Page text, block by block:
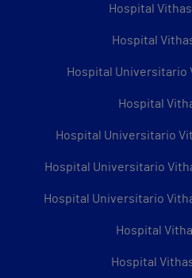
Hospital
Hospital
Hospital Universitario
Hospital
Hospital Universitario
Hospital Universitario
Hospital Universitario
Hospital
Hospital